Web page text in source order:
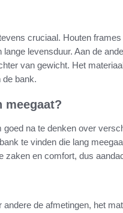
cruciaal. Houten
levensduur. Aan de
van gewicht. Het
de bank.
meegaat?
na te denken over
te vinden die lang
en comfort, dus
andere de afmetingen, het